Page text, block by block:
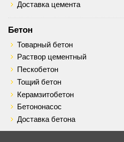
Доставка цемента
Бетон
Товарный бетон
Раствор цементный
Пескобетон
Тощий бетон
Керамзитобетон
Бетононасос
Доставка бетона